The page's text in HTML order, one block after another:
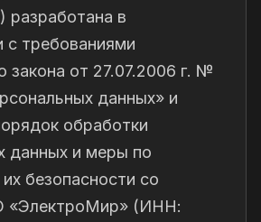
разработана в
с требованиями
закона от 27.07.2006 г. №
данных» и
обработки
данных и меры по
безопасности со
«ЭлектроМир» (ИНН: